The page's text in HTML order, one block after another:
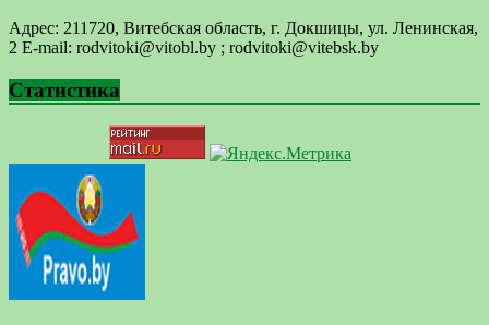
Адрес: 211720, Витебская область, г. Докшицы, ул. Ленинская,
2 E-mail: ​rodvitoki@​​vitobl​.by ; rodvitoki@vitebsk.by
Статистика